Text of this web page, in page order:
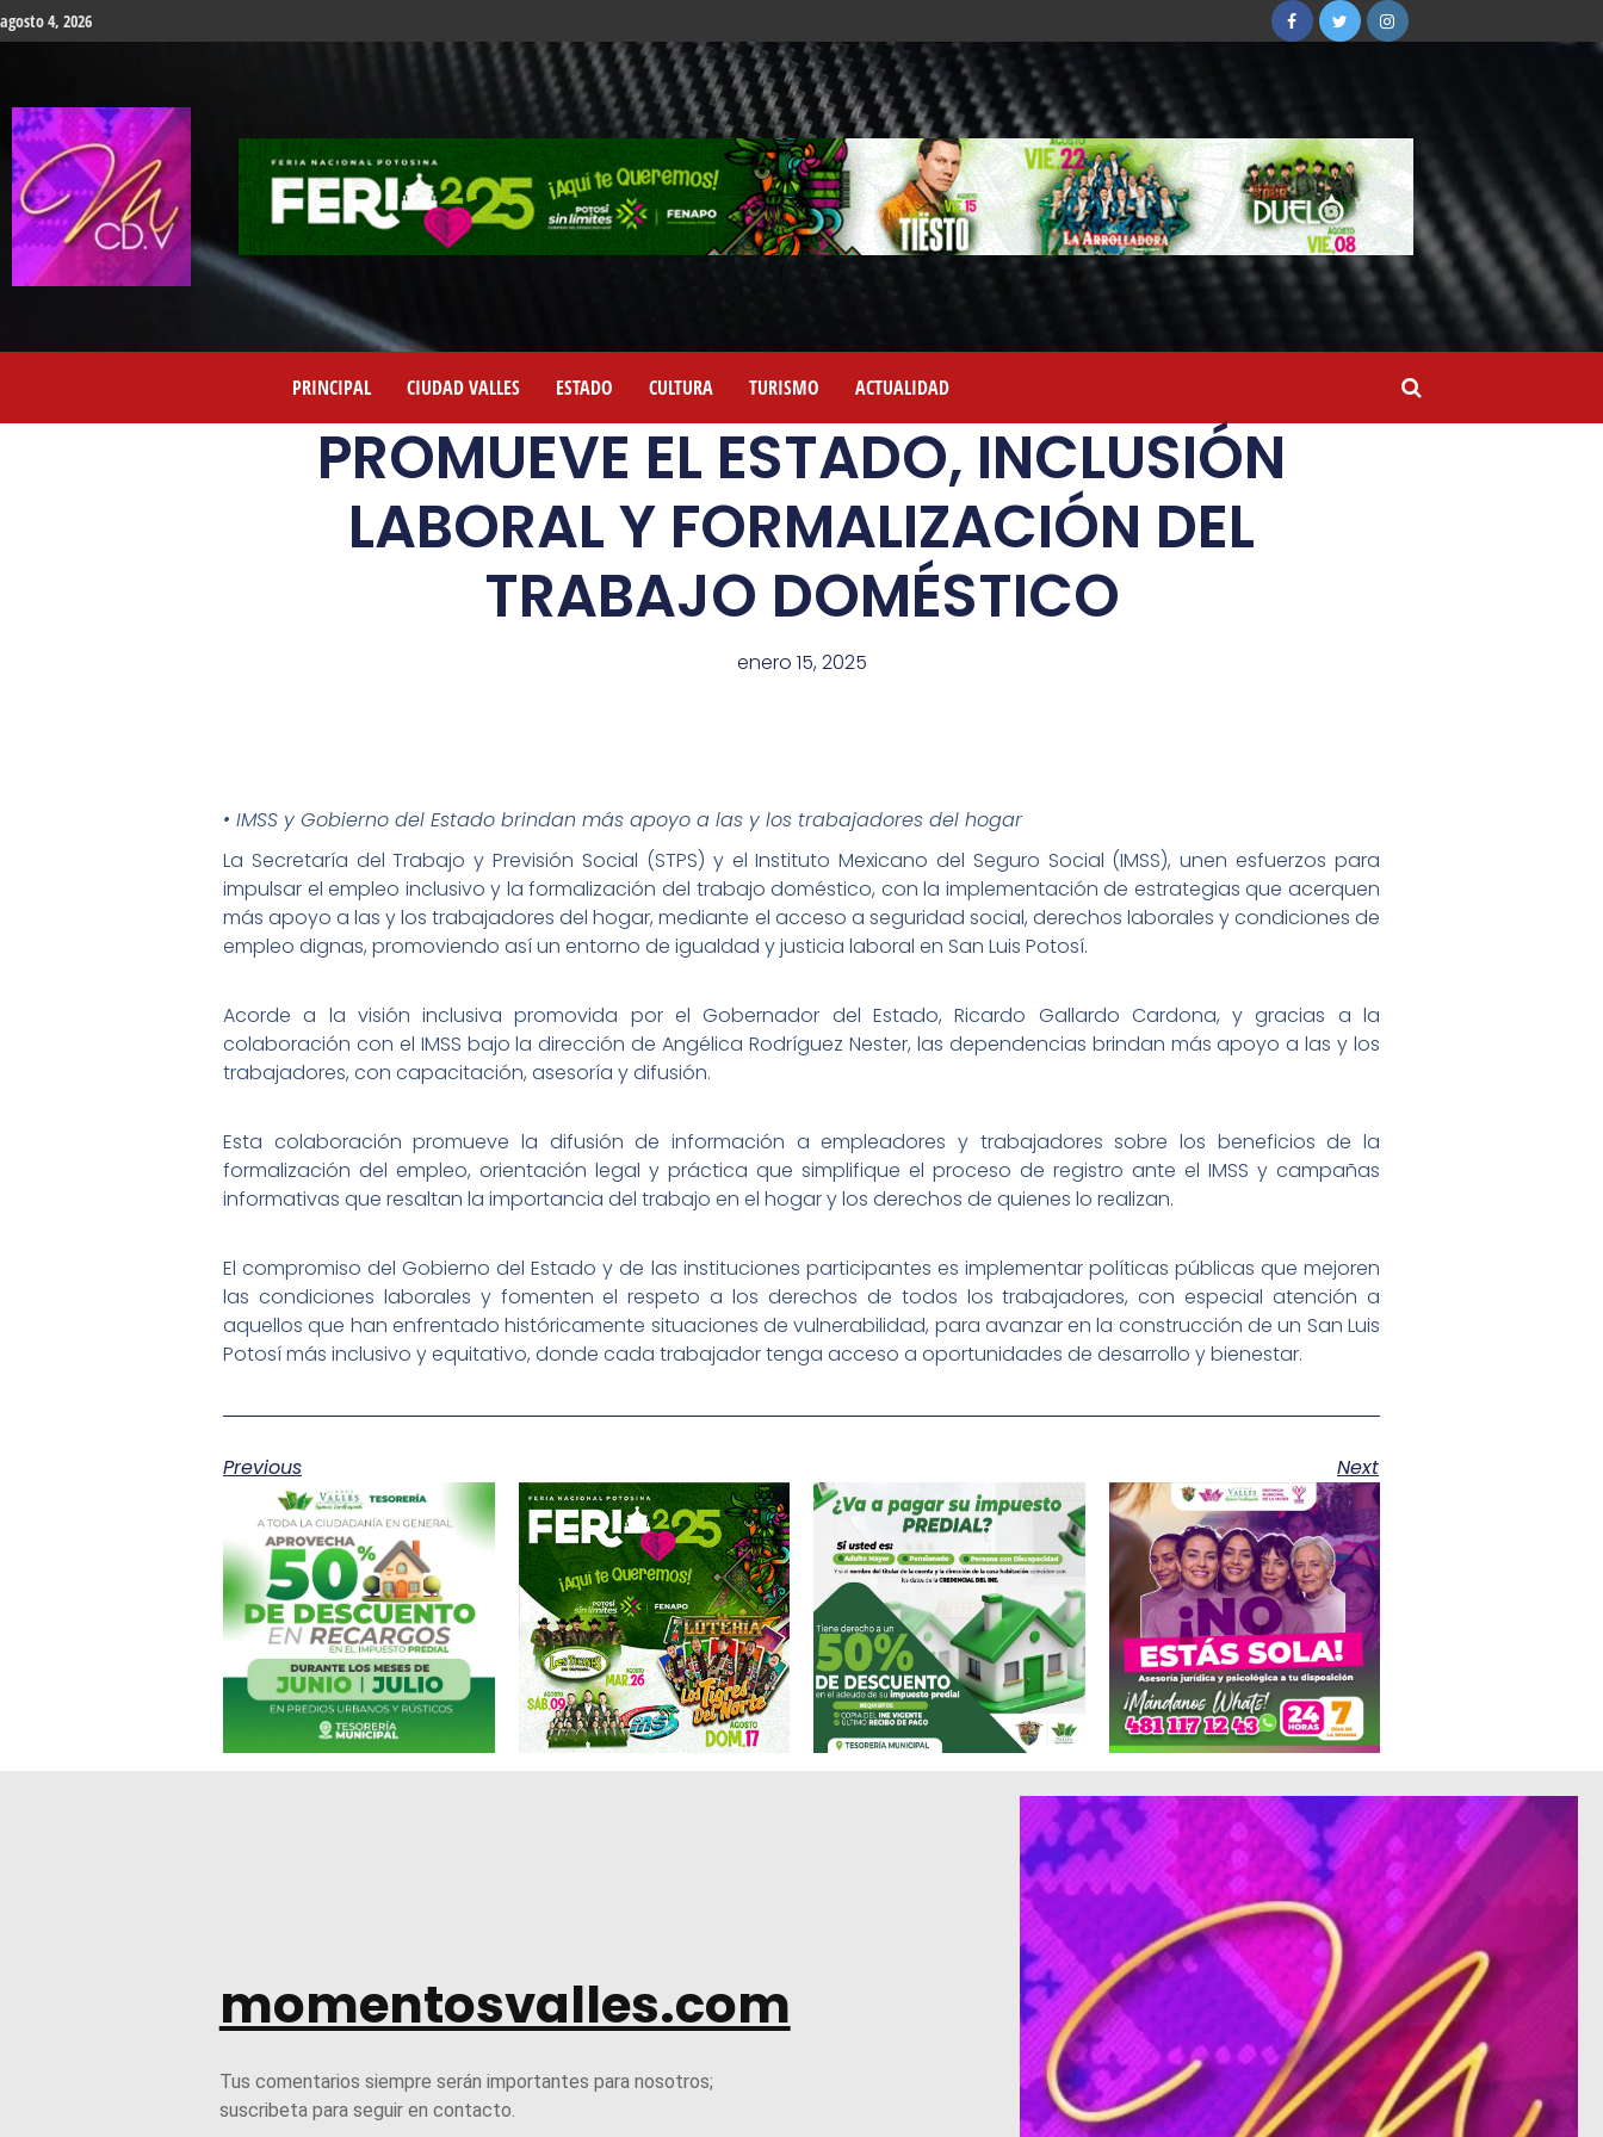
agosto 4, 2026
PRINCIPAL CIUDAD VALLES ESTADO CULTURA TURISMO ACTUALIDAD
PROMUEVE EL ESTADO, INCLUSIÓN
LABORAL Y FORMALIZACIÓN DEL
TRABAJO DOMÉSTICO
enero 15, 2025
• IMSS y Gobierno del Estado brindan más apoyo a las y los trabajadores del hogar
La Secretaría del Trabajo y Previsión Social (STPS) y el Instituto Mexicano del Seguro Social (IMSS), unen esfuerzos para
impulsar el empleo inclusivo y la formalización del trabajo doméstico, con la implementación de estrategias que acerquen
más apoyo a las y los trabajadores del hogar, mediante el acceso a seguridad social, derechos laborales y condiciones de
empleo dignas, promoviendo así un entorno de igualdad y justicia laboral en San Luis Potosí.
Acorde a la visión inclusiva promovida por el Gobernador del Estado, Ricardo Gallardo Cardona, y gracias a la
colaboración con el IMSS bajo la dirección de Angélica Rodríguez Nester, las dependencias brindan más apoyo a las y los
trabajadores, con capacitación, asesoría y difusión.
Esta colaboración promueve la difusión de información a empleadores y trabajadores sobre los beneficios de la
formalización del empleo, orientación legal y práctica que simplifique el proceso de registro ante el IMSS y campañas
informativas que resaltan la importancia del trabajo en el hogar y los derechos de quienes lo realizan.
El compromiso del Gobierno del Estado y de las instituciones participantes es implementar políticas públicas que mejoren
las condiciones laborales y fomenten el respeto a los derechos de todos los trabajadores, con especial atención a
aquellos que han enfrentado históricamente situaciones de vulnerabilidad, para avanzar en la construcción de un San Luis
Potosí más inclusivo y equitativo, donde cada trabajador tenga acceso a oportunidades de desarrollo y bienestar.
Previous Next
momentosvalles.com
Tus comentarios siempre serán importantes para nosotros;
suscribeta para seguir en contacto.